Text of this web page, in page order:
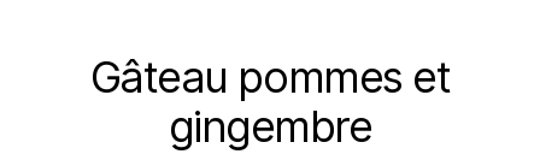
Catégories
Gâteau pommes et
gingembre